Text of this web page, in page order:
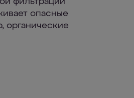
опасные
органические